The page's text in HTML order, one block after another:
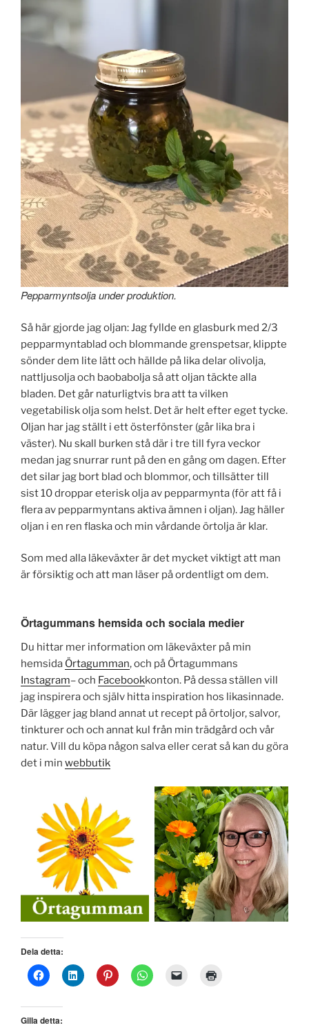
Pepparmyntsolja under produktion.
Så här gjorde jag oljan: Jag fyllde en glasburk med 2/3
pepparmyntablad och blommande grenspetsar, klippte
sönder dem lite lätt och hällde på lika delar olivolja,
nattljusolja och baobabolja så att oljan täckte alla
bladen. Det går naturligtvis bra att ta vilken
vegetabilisk olja som helst. Det är helt efter eget tycke.
Oljan har jag ställt i ett österfönster (går lika bra i
väster). Nu skall burken stå där i tre till fyra veckor
medan jag snurrar runt på den en gång om dagen. Efter
det silar jag bort blad och blommor, och tillsätter till
sist 10 droppar eterisk olja av pepparmynta (för att få i
flera av pepparmyntans aktiva ämnen i oljan). Jag häller
oljan i en ren flaska och min vårdande örtolja är klar.
Som med alla läkeväxter är det mycket viktigt att man
är försiktig och att man läser på ordentligt om dem.
Örtagummans hemsida och sociala medier
Du hittar mer information om läkeväxter på min
hemsida Örtagumman, och på Örtagummans
Instagram– och Facebookkonton. På dessa ställen vill
jag inspirera och själv hitta inspiration hos likasinnade.
Där lägger jag bland annat ut recept på örtoljor, salvor,
tinkturer och och annat kul från min trädgård och vår
natur. Vill du köpa någon salva eller cerat så kan du göra
det i min webbutik
Dela detta:
Gilla detta: